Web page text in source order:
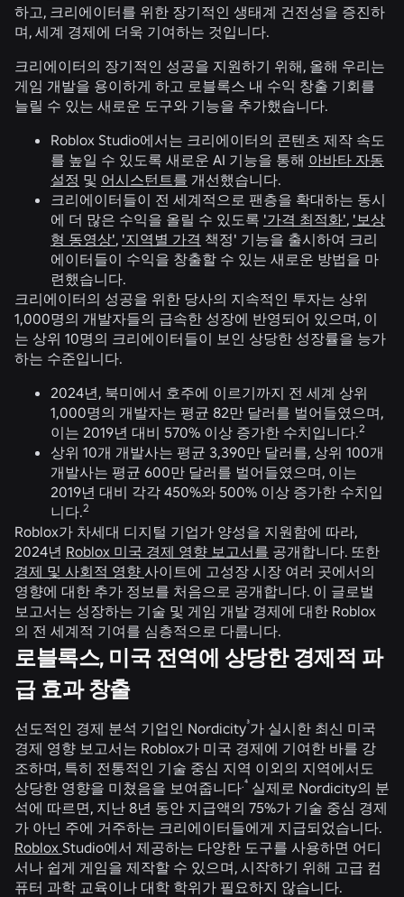
하고, 크리에이터를 위한 장기적인 생태계 건전성을 증진하
며, 세계 경제에 더욱 기여하는 것입니다.
크리에이터의 장기적인 성공을 지원하기 위해, 올해 우리는
게임 개발을 용이하게 하고 로블록스 내 수익 창출 기회를
늘릴 수 있는 새로운 도구와 기능을 추가했습니다.
Roblox Studio에서는 크리에이터의 콘텐츠 제작 속도
를 높일 수 있도록 새로운 AI 기능을 통해 아바타 자동
설정 및 어시스턴트를 개선했습니다.
크리에이터들이 전 세계적으로 팬층을 확대하는 동시
에 더 많은 수익을 올릴 수 있도록 '가격 최적화', '보상
형 동영상', '지역별 가격 책정' 기능을 출시하여 크리
에이터들이 수익을 창출할 수 있는 새로운 방법을 마
련했습니다.
크리에이터의 성공을 위한 당사의 지속적인 투자는 상위
1,000명의 개발자들의 급속한 성장에 반영되어 있으며, 이
는 상위 10명의 크리에이터들이 보인 상당한 성장률을 능가
하는 수준입니다.
2024년, 북미에서 호주에 이르기까지 전 세계 상위
1,000명의 개발자는 평균 82만 달러를 벌어들였으며,
이는 2019년 대비 570% 이상 증가한 수치입니다.2
상위 10개 개발사는 평균 3,390만 달러를, 상위 100개
개발사는 평균 600만 달러를 벌어들였으며, 이는
2019년 대비 각각 450%와 500% 이상 증가한 수치입
니다.2
Roblox가 차세대 디지털 기업가 양성을 지원함에 따라,
2024년 Roblox 미국 경제 영향 보고서를 공개합니다. 또한
경제 및 사회적 영향 사이트에 고성장 시장 여러 곳에서의
영향에 대한 추가 정보를 처음으로 공개합니다. 이 글로벌
보고서는 성장하는 기술 및 게임 개발 경제에 대한 Roblox
의 전 세계적 기여를 심층적으로 다룹니다.
로블록스, 미국 전역에 상당한 경제적 파
급 효과 창출
선도적인 경제 분석 기업인 Nordicity³가 실시한 최신 미국
경제 영향 보고서는 Roblox가 미국 경제에 기여한 바를 강
조하며, 특히 전통적인 기술 중심 지역 이외의 지역에서도
상당한 영향을 미쳤음을 보여줍니다.⁴ 실제로 Nordicity의 분
석에 따르면, 지난 8년 동안 지급액의 75%가 기술 중심 경제
가 아닌 주에 거주하는 크리에이터들에게 지급되었습니다.
Roblox Studio에서 제공하는 다양한 도구를 사용하면 어디
서나 쉽게 게임을 제작할 수 있으며, 시작하기 위해 고급 컴
퓨터 과학 교육이나 대학 학위가 필요하지 않습니다.